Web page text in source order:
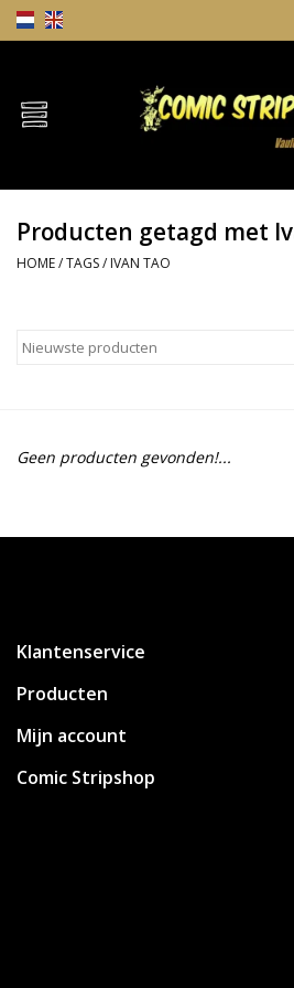
Home
TPB's
Comic Protection
Producten getagd met
HOME/TAGS/ IVAN TAO
Geen producten gevonden!...
Klantenservice
Producten
Mijn account
Comic Stripshop